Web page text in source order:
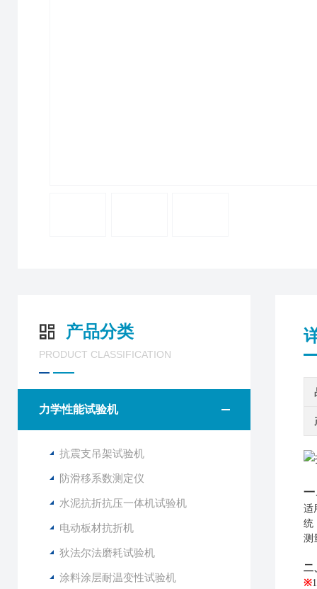
产品分类
PRODUCT CLASSIFICATION
力学性能试验机
抗震支吊架试验机
防滑移系数测定仪
水泥抗折抗压一体机试验机
电动板材抗折机
狄法尔法磨耗试验机
涂料涂层耐温变性试验机
一
适
统
测
二
※